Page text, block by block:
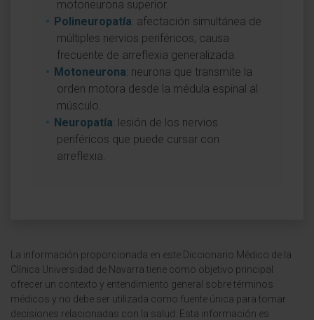
motoneurona superior.
Polineuropatía: afectación simultánea de
múltiples nervios periféricos, causa
frecuente de arreflexia generalizada.
Motoneurona: neurona que transmite la
orden motora desde la médula espinal al
músculo.
Neuropatía: lesión de los nervios
periféricos que puede cursar con
arreflexia.
La información proporcionada en este Diccionario Médico de la
Clínica Universidad de Navarra tiene como objetivo principal
ofrecer un contexto y entendimiento general sobre términos
médicos y no debe ser utilizada como fuente única para tomar
decisiones relacionadas con la salud. Esta información es